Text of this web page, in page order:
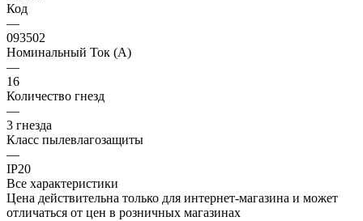
Код
—
093502
Номинальный Ток (A)
—
16
Количество гнезд
—
3 гнезда
Класс пылевлагозащиты
—
IP20
Все характеристики
Цена действительна только для интернет-магазина и может
отличаться от цен в розничных магазинах